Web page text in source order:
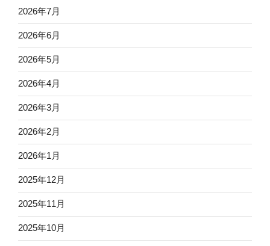
2026年7月
2026年6月
2026年5月
2026年4月
2026年3月
2026年2月
2026年1月
2025年12月
2025年11月
2025年10月